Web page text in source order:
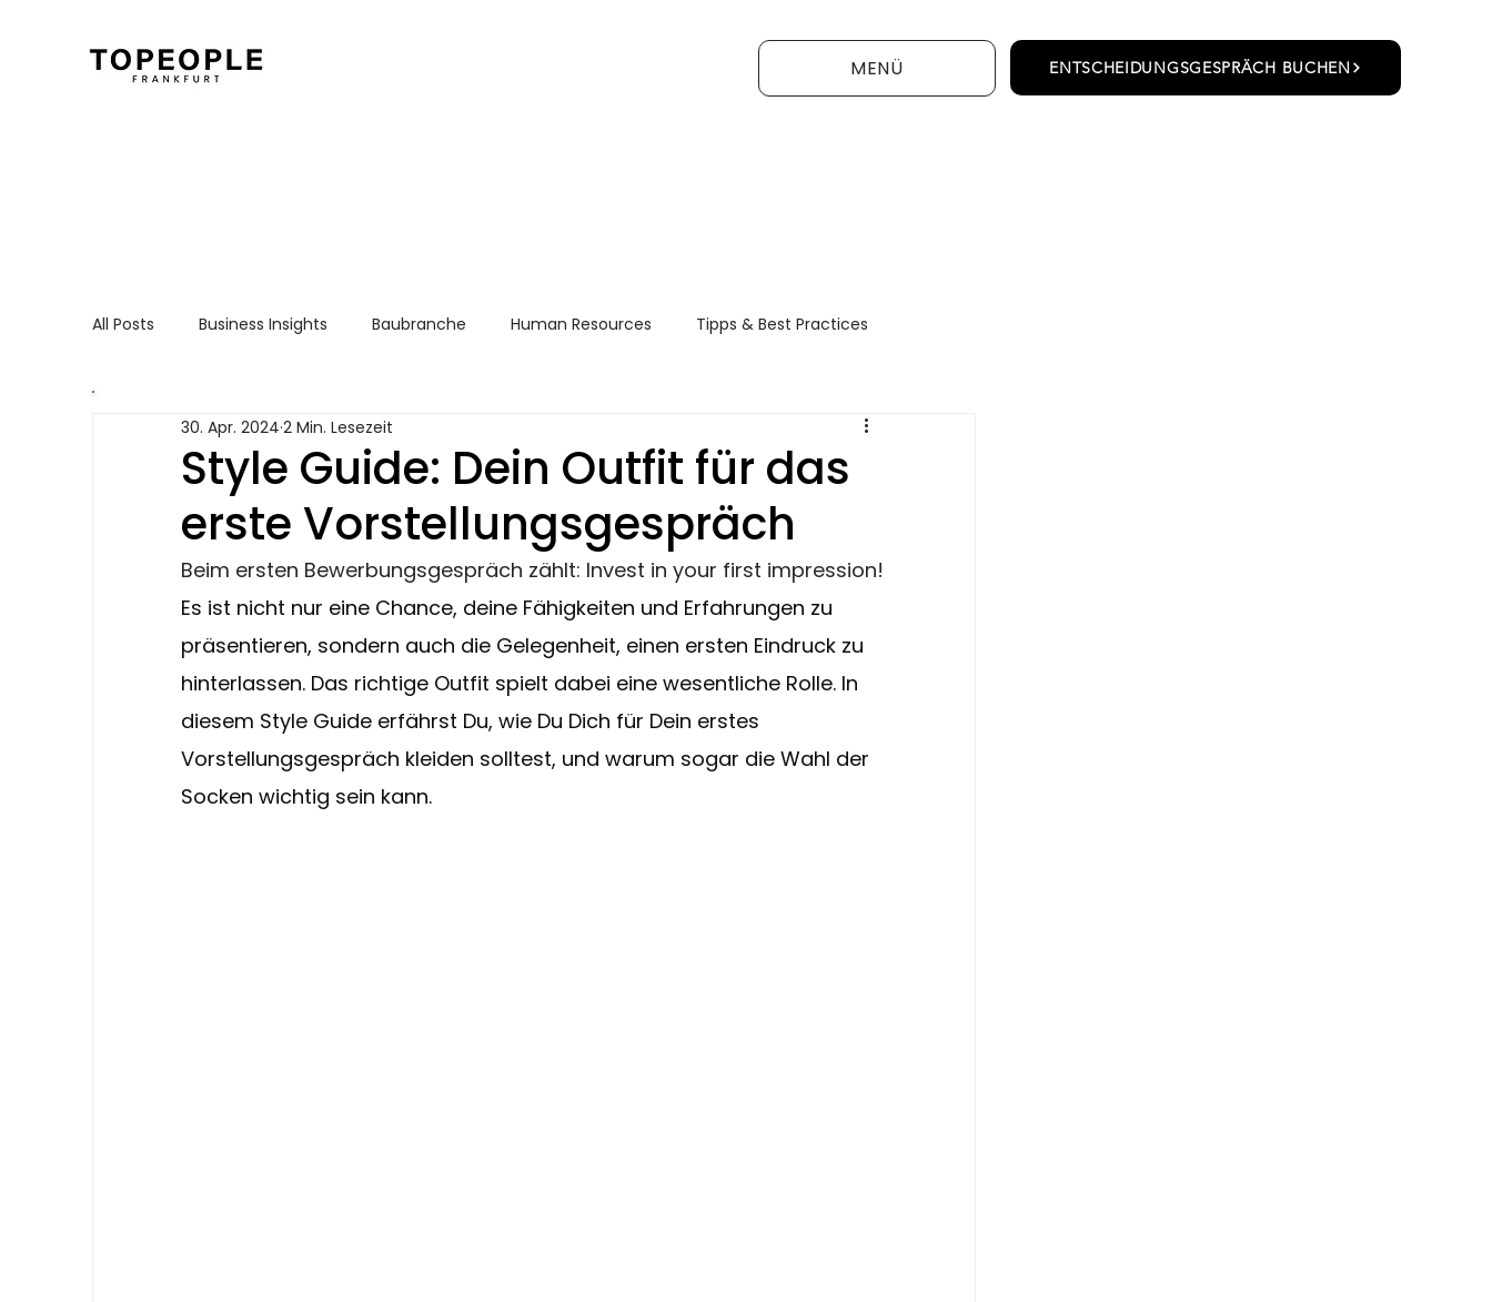
MENÜ ENTSCHEIDUNGSGESPRÄCH BUCHEN
All Posts Business Insights Baubranche Human Resources Tipps & Best Practices
Style Guide: Dein Outfit für das
erste Vorstellungsgespräch
30. Apr. 2024 2 Min. Lesezeit
Beim ersten Bewerbungsgespräch zählt: Invest in your first impression!
Es ist nicht nur eine Chance, deine Fähigkeiten und Erfahrungen zu
präsentieren, sondern auch die Gelegenheit, einen ersten Eindruck zu
hinterlassen. Das richtige Outfit spielt dabei eine wesentliche Rolle. In
diesem Style Guide erfährst Du, wie Du Dich für Dein erstes
Vorstellungsgespräch kleiden solltest, und warum sogar die Wahl der
Socken wichtig sein kann.